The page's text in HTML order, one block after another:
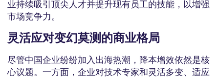
业持续吸引顶尖人才并提升现有员工的技能，以增强
市场竞争力。
灵活应对变幻莫测的商业格局
尽管中国企业纷纷加入出海热潮，降本增效依然是核
心议题。一方面，企业对技术专家和灵活多变、适应